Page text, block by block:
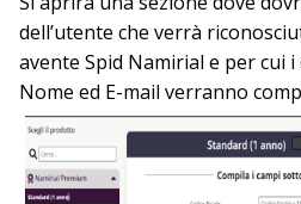
dell’utente che verrà
avente Spid Namirial e per cui i
Nome ed E-mail verranno